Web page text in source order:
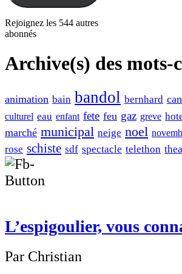
Rejoignez les 544 autres
abonnés
Archive(s) des mots-
animation bain bandol bernhard
culturel eau enfant fete feu gaz greve
marché municipal neige noel
rose schiste sdf spectacle telethon
L’espigoulier, vous
Par Christian